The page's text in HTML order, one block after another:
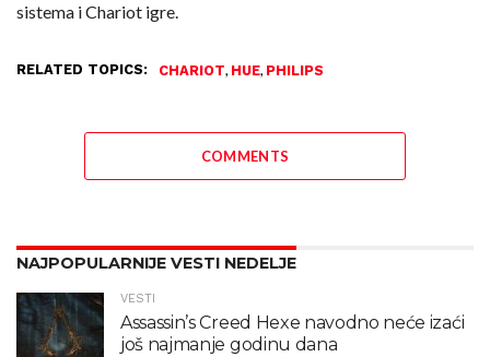
sistema i Chariot igre.
RELATED TOPICS: CHARIOT, HUE, PHILIPS
COMMENTS
NAJPOPULARNIJE VESTI NEDELJE
VESTI
Assassin’s Creed Hexe navodno neće izaći
još najmanje godinu dana